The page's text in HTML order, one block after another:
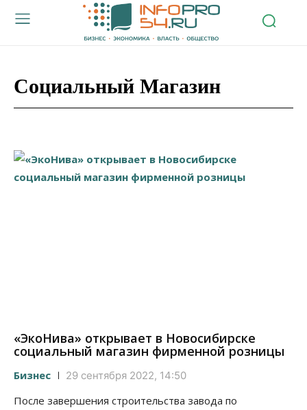
Социальный Магазин
«ЭкоНива» открывает в Новосибирске
социальный магазин фирменной розницы
Бизнес 29 сентября 2022, 14:50
После завершения строительства завода по